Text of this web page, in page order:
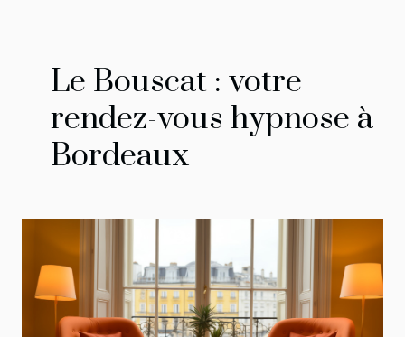
Le Bouscat : votre
rendez-vous hypnose à
Bordeaux